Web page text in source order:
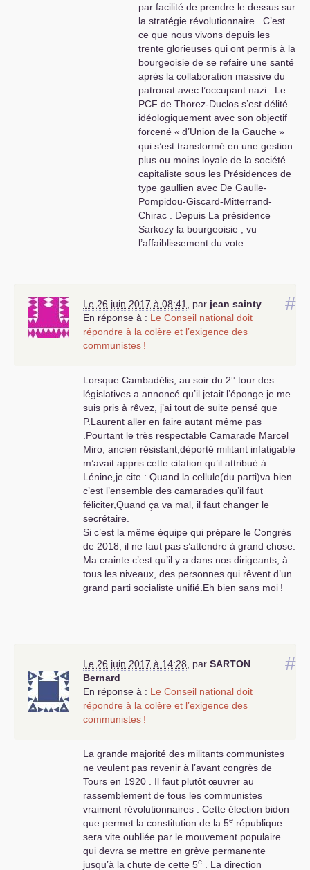
par facilité de prendre le dessus sur
la stratégie révolutionnaire . C’est
ce que nous vivons depuis les
trente glorieuses qui ont permis à la
bourgeoisie de se refaire une santé
après la collaboration massive du
patronat avec l’occupant nazi . Le
PCF de Thorez-Duclos s’est délité
idéologiquement avec son objectif
forcené « d’Union de la Gauche»
qui s’est transformé en une gestion
plus ou moins loyale de la société
capitaliste sous les Présidences de
type gaullien avec De Gaulle-
Pompidou-Giscard-Mitterrand-
Chirac . Depuis La présidence
Sarkozy la bourgeoisie , vu
l’affaiblissement du vote
réformes dites structurelles (travail-
retraites-sécurité sociale-
collectivités territoriales) pour
permettre au Patronat
L’impopularité de Sarko a permis
l’arrivée du frère ennemi bourgeois
Hollande qui a aggravé encore plus
les reculs sociaux à la grande joie
du Medef . Mais l’impopularité de
Hollande a amené la bourgeoisie à
changer de cheval avec Macron
aidé par les troupesPSsociaux-
libéraux et les JuppéistesLR
associés aux centristes Modem .
structurelles sur le travail , les
retraites , les collectivités
territoriales vont s’amplifier plus
rapidement car la concurrence
économique sauvage du
(chine et Inde essentiellement) .
Notre parti doit donc retrouver très
vite une force militante
révolutionnaire car nos adversaires
se sont donné maximum 18 mois
le syndicalisme de classe va être
mis à rude épreuve car l’objectif du
gouvernement Macron-Philippe est
de le détruire au profit d’un
syndicalisme sous la botte
gouvernementale . Alors il ne faut
plus tergiverser pour empêcher par
toutes sortes d’action ce
gouvernement de gouverner .
#
Le 26 juin 2017 à 08:41, par jean sainty
En réponse à : Le Conseil national doit
répondre à la colère et l’exigence des
communistes !
Lorsque Cambadélis, au soir du 2° tour des
législatives a annoncé qu’il jetait l’éponge je me
suis pris à rêvez, j’ai tout de suite pensé que
P.Laurent aller en faire autant même pas
.Pourtant le très respectable Camarade Marcel
Miro, ancien résistant,déporté militant infatigable
m’avait appris cette citation qu’il attribué à
Lénine,je cite : Quand la cellule(du parti)va bien
c’est l’ensemble des camarades qu’il faut
féliciter,Quand ça va mal, il faut changer le
secrétaire.
Si c’est la même équipe qui prépare le Congrès
de 2018, il ne faut pas s’attendre à grand chose.
Ma crainte c’est qu’il y a dans nos dirigeants, à
tous les niveaux, des personnes qui rêvent d’un
grand parti socialiste unifié.Eh bien sans moi !
#
Le 26 juin 2017 à 14:28, par SARTON
Bernard
En réponse à : Le Conseil national doit
répondre à la colère et l’exigence des
communistes !
La grande majorité des militants communistes
ne veulent pas revenir à l’avant congrès de
Tours en 1920 . Il faut plutôt œuvrer au
rassemblement de tous les communistes
vraiment révolutionnaires . Cette élection bidon
que permet la constitution de la 5e république
sera vite oubliée par le mouvement populaire
qui devra se mettre en grève permanente
jusqu’à la chute de cette 5e . La direction